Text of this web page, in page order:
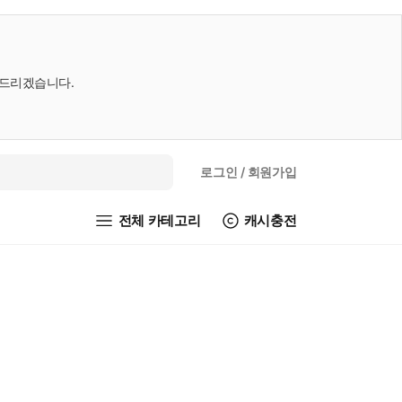
리겠습니다.
로그인 / 회원가입
전체 카테고리 캐시충전